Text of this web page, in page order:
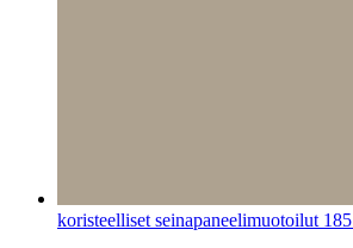
koristeelliset seinapaneelimuotoilut 185